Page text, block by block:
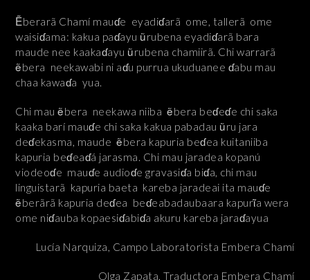
Ẽberarã Chamí mauɗe eyadiɗarã ome, tallerã ome
waisiɗama: kakua paɗayu ũrubena eyadiɗarã bara
maude nee kaakaɗayu ũrubena chamiirã. Chi warrarã
ẽbera neekawabi ni aɗu purrua ukuduanee ɗabu mau
chaa kawaɗa yua.
Chi mau ẽbera neekawa niiba ẽbera beɗeɗe chi saka
kaaka barí mauɗe chi saka kakua pabadau ũru jara
deɗekasma, maude ẽbera kapuria beɗea kuitaniiba
kapuria beɗeaɗá jarasma. Chi mau jaradea kopanú
viodeoɗe mauɗe audioɗe gravasiɗa biɗa, chi mau
linguistarã kapuria baeta kareba jaradeai ita mauɗe
ẽberãrã kapuria deɗea beɗeabadaubaara kapurῖa wera
ome niɗauba kopaesiɗabiɗa akuru kareba jaraɗayua
Lucía Narquiza, Campo Laboratorista Embera Chamí
Olga Zapata, Traductora Embera Chamí